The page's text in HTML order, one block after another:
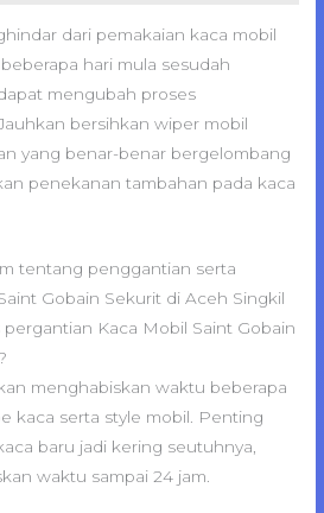
dari pemakaian kaca mobil
hari mula sesudah
mengubah proses
bersihkan wiper mobil
yang benar-benar bergelombang
penekanan tambahan pada kaca
tentang penggantian serta
Gobain Sekurit di Aceh Singkil
pergantian Kaca Mobil Saint Gobain
menghabiskan waktu beberapa
kaca serta style mobil. Penting
baru jadi kering seutuhnya,
waktu sampai 24 jam.